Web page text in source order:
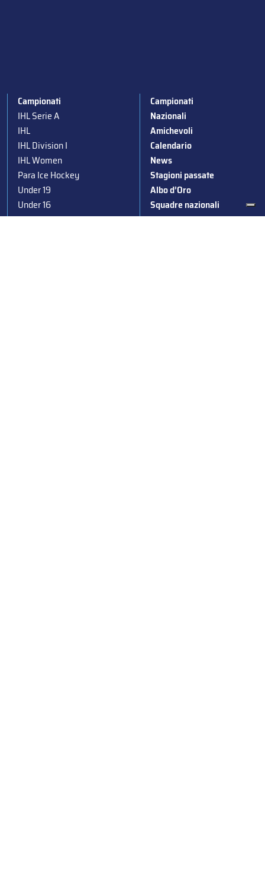
Campionati
IHL Serie A
IHL
IHL Division I
IHL Women
Para Ice Hockey
Under 19
Under 16
Under 14
Campionati
Nazionali
Amichevoli
Calendario
News
Stagioni passate
Albo d’Oro
Squadre nazionali
Convocazioni nazionali